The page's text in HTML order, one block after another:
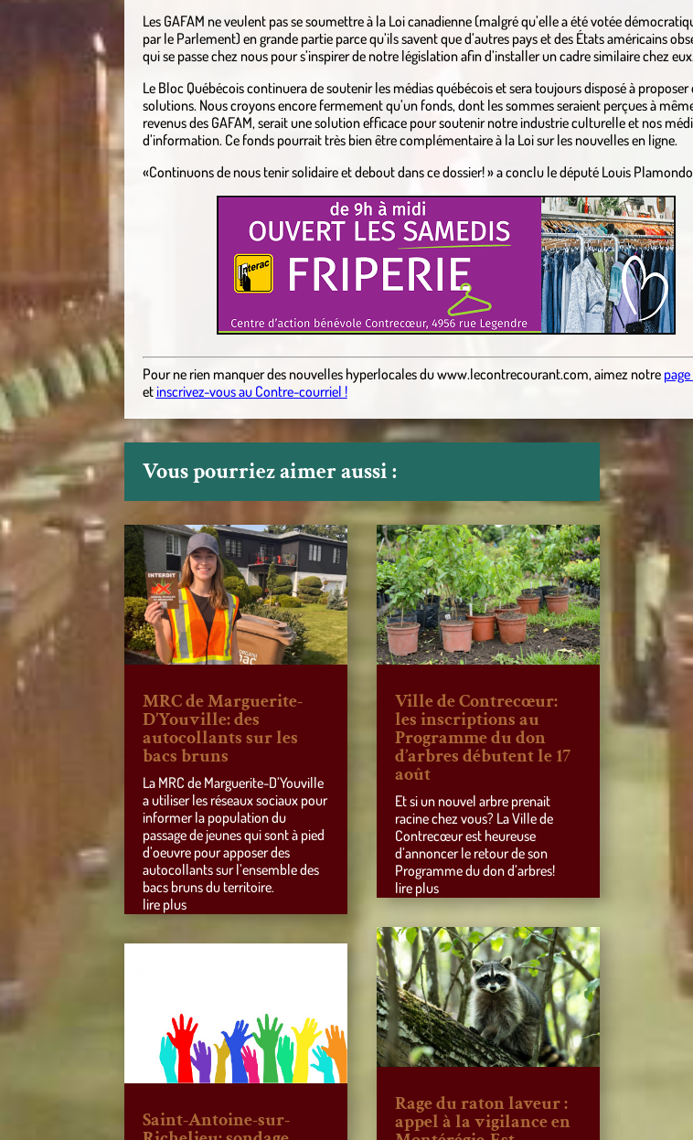
Les GAFAM ne veulent pas se soumettre à la Loi canadienne (malgré qu’elle a été votée
par le Parlement) en grande partie parce qu’ils savent que d’autres pays et des États américains
qui se passe chez nous pour s’inspirer de notre législation afin d’installer un cadre similaire chez
Le Bloc Québécois continuera de soutenir les médias québécois et sera toujours disposé à proposer
solutions. Nous croyons encore fermement qu’un fonds, dont les sommes seraient perçues à
revenus des GAFAM, serait une solution efficace pour soutenir notre industrie culturelle et nos
d’information. Ce fonds pourrait très bien être complémentaire à la Loi sur les nouvelles en ligne.
«Continuons de nous tenir solidaire et debout dans ce dossier! » a conclu le député Louis
Pour ne rien manquer des nouvelles hyperlocalesduwww.lecontrecourant.com,aimez notre
etinscrivez-vous au Contre-courriel !
Vous pourriez aimer aussi :
MRC de Marguerite-
D’Youville: des
autocollants sur les
bacs bruns
La MRC de Marguerite-D’Youville
a utiliser les réseaux sociaux pour
informer la population du
passage de jeunes qui sont à pied
d’oeuvre pour apposer des
autocollants sur l’ensemble des
bacs bruns du territoire.
lire plus
Saint-Antoine-sur-
Ville de Contrecœur:
les inscriptions au
Programme du don
d’arbres débutent le 17
août
Et si un nouvel arbre prenait
racine chez vous? La Ville de
Contrecœur est heureuse
d’annoncer le retour de son
Programme du don d’arbres!
lire plus
Rage du raton laveur :
appel à la vigilance en